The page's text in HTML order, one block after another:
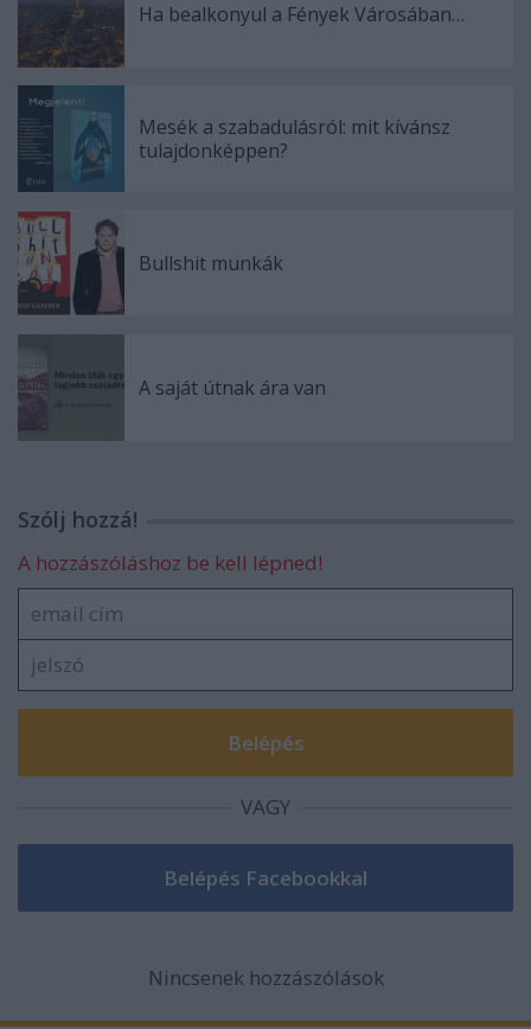
Ha bealkonyul a Fények Városában…
Mesék a szabadulásról: mit kívánsz
tulajdonképpen?
Bullshit munkák
A saját útnak ára van
Szólj hozzá!
A hozzászóláshoz be kell lépned!
VAGY
Nincsenek hozzászólások